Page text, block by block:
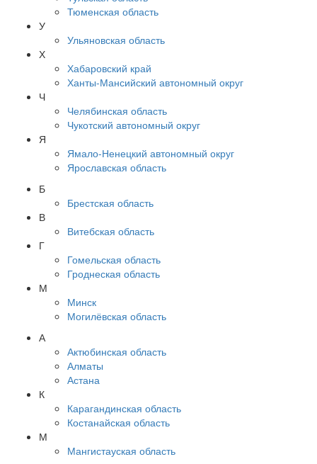
Тюменская область
У
Ульяновская область
Х
Хабаровский край
Ханты-Мансийский автономный округ
Ч
Челябинская область
Чукотский автономный округ
Я
Ямало-Ненецкий автономный округ
Ярославская область
Б
Брестская область
В
Витебская область
Г
Гомельская область
Гроднеская область
М
Минск
Могилёвская область
А
Актюбинская область
Алматы
Астана
К
Карагандинская область
Костанайская область
М
Мангистауская область